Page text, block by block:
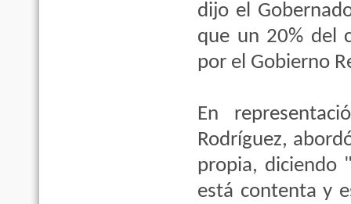
dijo el
que un 20% del
por el Gobierno
En
Rodríguez,
propia, diciendo
está contenta y